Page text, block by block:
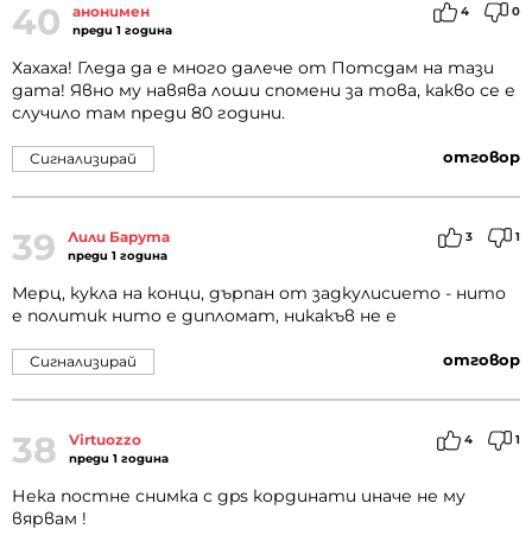
40 анонимен
преди 1 година
4 0
Хахаха! Гледа да е много далече от Потсдам на тази
дата! Явно му навява лоши спомени за това, какво се е
случило там преди 80 години.
отговор
Сигнализирай
39 Лили Барута
преди 1 година
3 1
Мерц, кукла на конци, дърпан от задкулисието - нито
е политик нито е дипломат, никакъв не е
отговор
Сигнализирай
38 Virtuozzo
преди 1 година
4 1
Нека постне снимка с gps кординати иначе не му
вярвам !